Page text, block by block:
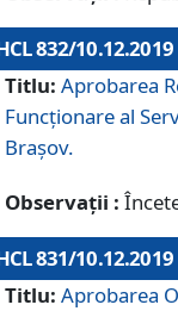
832/10.12.2019
Titlu: Aprobarea
Funcționare al
Brașov.
Observații :
831/10.12.2019
Titlu: Aprobarea